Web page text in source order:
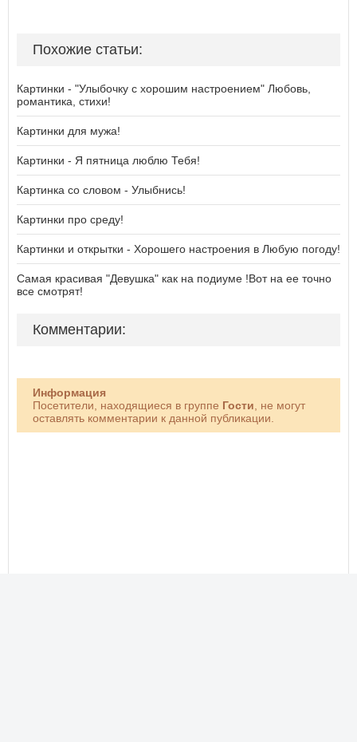
Похожие статьи:
Картинки - "Улыбочку с хорошим настроением" Любовь,
романтика, стихи!
Картинки для мужа!
Картинки - Я пятница люблю Тебя!
Картинка со словом - Улыбнись!
Картинки про среду!
Картинки и открытки - Хорошего настроения в Любую погоду!
Самая красивая "Девушка" как на подиуме !Вот на ее точно
все смотрят!
Комментарии:
Информация
Посетители, находящиеся в группе Гости , не могут
оставлять комментарии к данной публикации.